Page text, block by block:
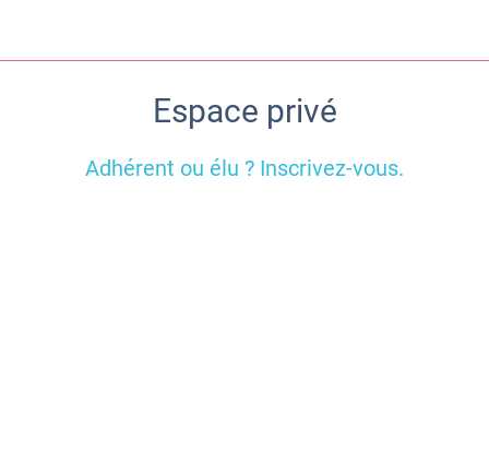
Espace privé
Adhérent ou élu ? Inscrivez-vous.